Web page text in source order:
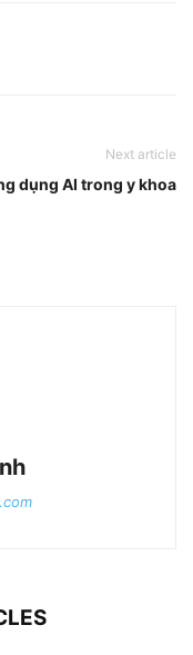
Next article
dụng AI trong y khoa